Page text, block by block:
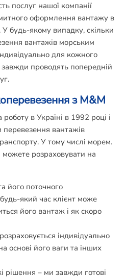
послуг нашої компанії
оформлення вантажу в
будь-якому випадку, скільки
вантажів морським
для кожного
проводять попередній
з M&M
в Україні в 1992 році і
вантажів
У тому числі морем.
розраховувати на
його поточного
який час клієнт може
його вантаж і як скоро
індивідуально
основі його ваги та інших
рішення – ми завжди готові